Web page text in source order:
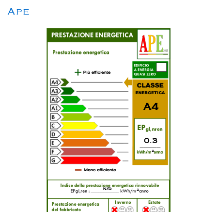
Ape
2
2
A4
0.3
n/d